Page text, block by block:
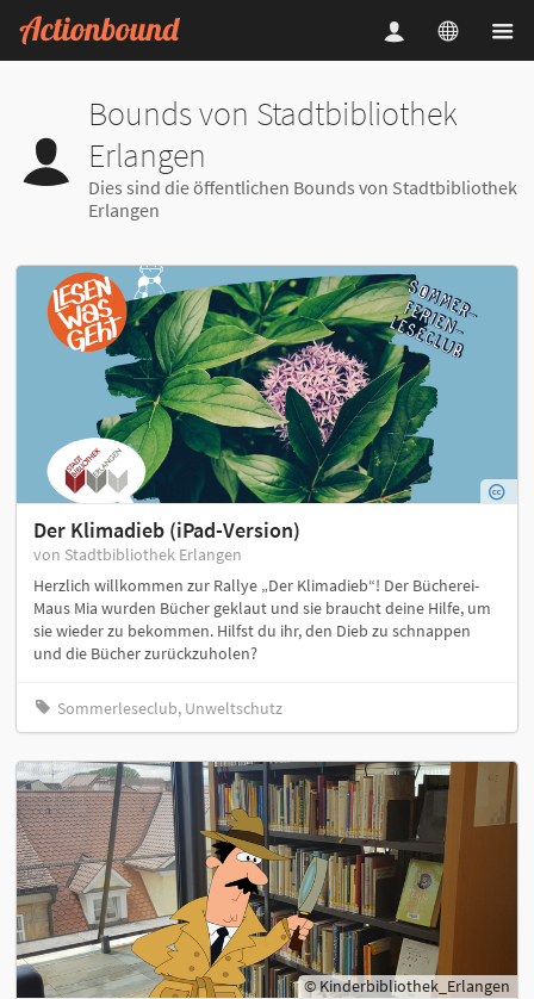
Bounds von Stadtbibliothek
Erlangen
Dies sind die öffentlichen Bounds von Stadtbibliothek
Erlangen
Der Klimadieb (iPad-Version)
von Stadtbibliothek Erlangen
Herzlich willkommen zur Rallye „Der Klimadieb“! Der Bücherei-
Maus Mia wurden Bücher geklaut und sie braucht deine Hilfe, um
sie wieder zu bekommen. Hilfst du ihr, den Dieb zu schnappen
und die Bücher zurückzuholen?
Sommerleseclub, Unweltschutz
© Kinderbibliothek_Erlangen